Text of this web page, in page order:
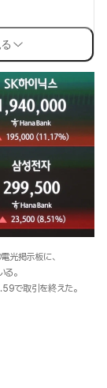
光掲示板に、
。
で取引を終えた。